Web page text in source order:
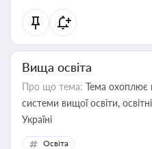
Вища освіта
Про що тема: Тема охоплює
системи вищої освіти,
Україні
Освіта